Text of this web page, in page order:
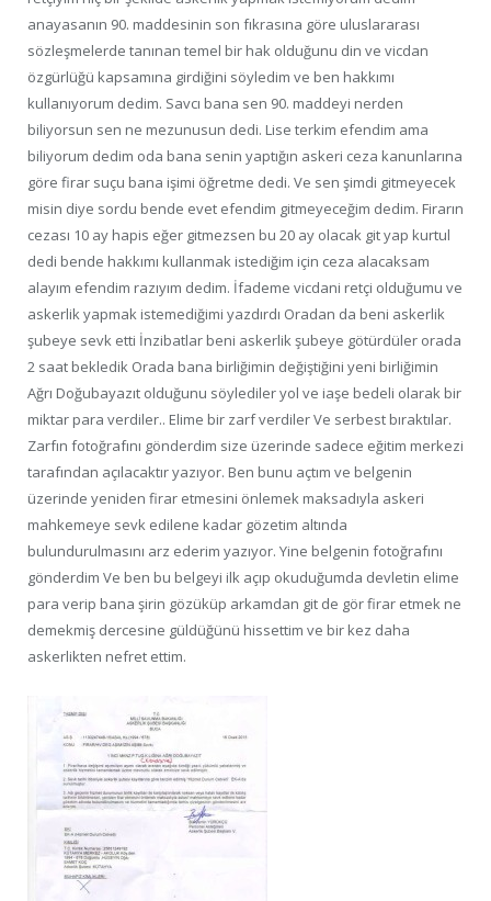
anayasanın 90. maddesinin son fıkrasına göre uluslararası
sözleşmelerde tanınan temel bir hak olduğunu din ve vicdan
özgürlüğü kapsamına girdiğini söyledim ve ben hakkımı
kullanıyorum dedim. Savcı bana sen 90. maddeyi nerden
biliyorsun sen ne mezunusun dedi. Lise terkim efendim ama
biliyorum dedim oda bana senin yaptığın askeri ceza kanunlarına
göre firar suçu bana işimi öğretme dedi. Ve sen şimdi gitmeyecek
misin diye sordu bende evet efendim gitmeyeceğim dedim. Firarın
cezası 10 ay hapis eğer gitmezsen bu 20 ay olacak git yap kurtul
dedi bende hakkımı kullanmak istediğim için ceza alacaksam
alayım efendim razıyım dedim. İfademe vicdani retçi olduğumu ve
askerlik yapmak istemediğimi yazdırdı Oradan da beni askerlik
şubeye sevk etti İnzibatlar beni askerlik şubeye götürdüler orada
2 saat bekledik Orada bana birliğimin değiştiğini yeni birliğimin
Ağrı Doğubayazıt olduğunu söylediler yol ve iaşe bedeli olarak bir
miktar para verdiler.. Elime bir zarf verdiler Ve serbest bıraktılar.
Zarfın fotoğrafını gönderdim size üzerinde sadece eğitim merkezi
tarafından açılacaktır yazıyor. Ben bunu açtım ve belgenin
üzerinde yeniden firar etmesini önlemek maksadıyla askeri
mahkemeye sevk edilene kadar gözetim altında
bulundurulmasını arz ederim yazıyor. Yine belgenin fotoğrafını
gönderdim Ve ben bu belgeyi ilk açıp okuduğumda devletin elime
para verip bana şirin gözüküp arkamdan git de gör firar etmek ne
demekmiş dercesine güldüğünü hissettim ve bir kez daha
askerlikten nefret ettim.